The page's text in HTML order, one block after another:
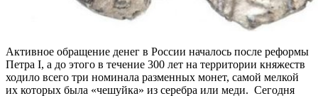
Активное обращение денег в России началось после реформы
Петра I, а до этого в течение 300 лет на территории княжеств
ходило всего три номинала разменных монет, самой мелкой
их которых была «чешуйка» из серебра или меди. Сегодня